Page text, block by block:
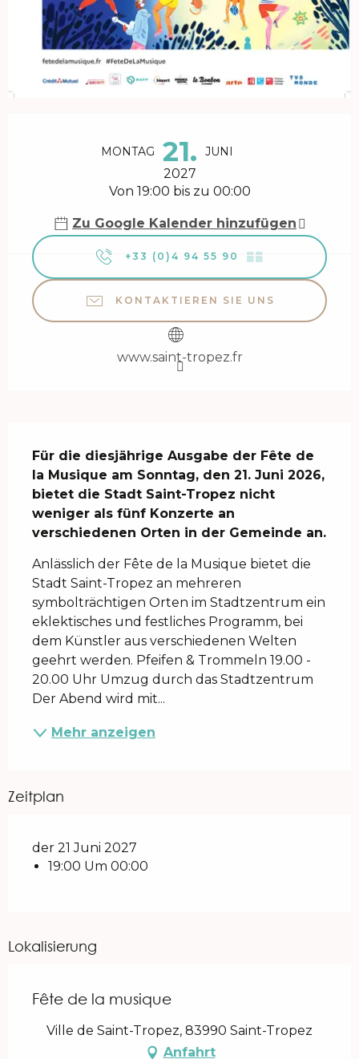
MONTAG 21. JUNI
2027
Von 19:00 bis zu 00:00
Zu Google Kalender hinzufügen
+33 (0)4 94 55 90 ▒▒
KONTAKTIEREN SIE UNS
www.saint-tropez.fr
Für die diesjährige Ausgabe der Fête de
la Musique am Sonntag, den 21. Juni 2026,
bietet die Stadt Saint-Tropez nicht
weniger als fünf Konzerte an
verschiedenen Orten in der Gemeinde an.
Anlässlich der Fête de la Musique bietet die
Stadt Saint-Tropez an mehreren
symbolträchtigen Orten im Stadtzentrum ein
eklektisches und festliches Programm, bei
dem Künstler aus verschiedenen Welten
geehrt werden. Pfeifen & Trommeln 19.00 -
20.00 Uhr Umzug durch das Stadtzentrum
Der Abend wird mit...
Mehr anzeigen
Zeitplan
der 21 Juni 2027
19:00 Um 00:00
Lokalisierung
Fête de la musique
Ville de Saint-Tropez, 83990 Saint-Tropez
Anfahrt